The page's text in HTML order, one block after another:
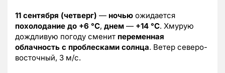
11 сентября (четверг) — ночью ожидается
похолодание до +6 °C, днем — +14 °C. Хмурую
дождливую погоду сменит переменная
облачность с проблесками солнца. Ветер северо-
восточный, 3 м/с.